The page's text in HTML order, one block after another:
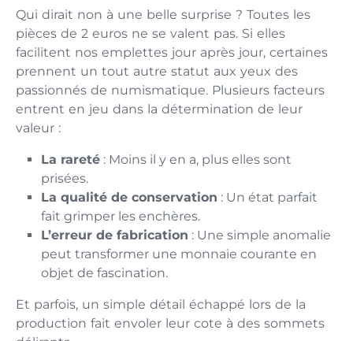
Qui dirait non à une belle surprise ? Toutes les
pièces de 2 euros ne se valent pas. Si elles
facilitent nos emplettes jour après jour, certaines
prennent un tout autre statut aux yeux des
passionnés de numismatique. Plusieurs facteurs
entrent en jeu dans la détermination de leur
valeur :
La rareté : Moins il y en a, plus elles sont
prisées.
La qualité de conservation : Un état parfait
fait grimper les enchères.
L’erreur de fabrication : Une simple anomalie
peut transformer une monnaie courante en
objet de fascination.
Et parfois, un simple détail échappé lors de la
production fait envoler leur cote à des sommets